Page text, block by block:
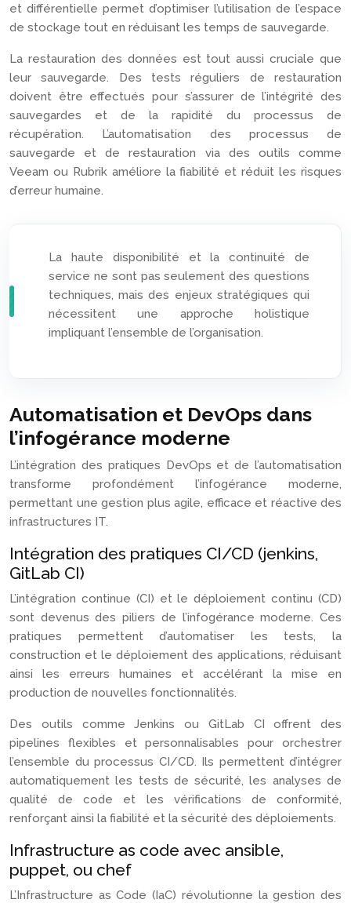
et différentielle permet d’optimiser l’utilisation de l’espace
de stockage tout en réduisant les temps de sauvegarde.
La restauration des données est tout aussi cruciale que
leur sauvegarde. Des tests réguliers de restauration
doivent être effectués pour s’assurer de l’intégrité des
sauvegardes et de la rapidité du processus de
récupération. L’automatisation des processus de
sauvegarde et de restauration via des outils comme
Veeam ou Rubrik améliore la fiabilité et réduit les risques
d’erreur humaine.
La haute disponibilité et la continuité de
service ne sont pas seulement des questions
techniques, mais des enjeux stratégiques qui
nécessitent une approche holistique
impliquant l’ensemble de l’organisation.
Automatisation et DevOps dans
l’infogérance moderne
L’intégration des pratiques DevOps et de l’automatisation
transforme profondément l’infogérance moderne,
permettant une gestion plus agile, efficace et réactive des
infrastructures IT.
Intégration des pratiques CI/CD (jenkins,
GitLab CI)
L’intégration continue (CI) et le déploiement continu (CD)
sont devenus des piliers de l’infogérance moderne. Ces
pratiques permettent d’automatiser les tests, la
construction et le déploiement des applications, réduisant
ainsi les erreurs humaines et accélérant la mise en
production de nouvelles fonctionnalités.
Des outils comme Jenkins ou GitLab CI offrent des
pipelines flexibles et personnalisables pour orchestrer
l’ensemble du processus CI/CD. Ils permettent d’intégrer
automatiquement les tests de sécurité, les analyses de
qualité de code et les vérifications de conformité,
renforçant ainsi la fiabilité et la sécurité des déploiements.
Infrastructure as code avec ansible,
puppet, ou chef
L’Infrastructure as Code (IaC) révolutionne la gestion des